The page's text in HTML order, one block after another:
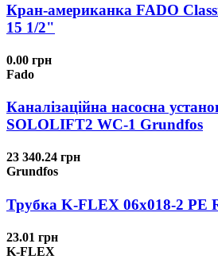
Кран-американка FADO
15 1/2"
0.00 грн
Fado
Каналізаційна насосна
SOLOLIFT2 WC-1 Grundfos
23 340.24 грн
Grundfos
Трубка K-FLEX 06x018-2 РЕ
23.01 грн
K-FLEX